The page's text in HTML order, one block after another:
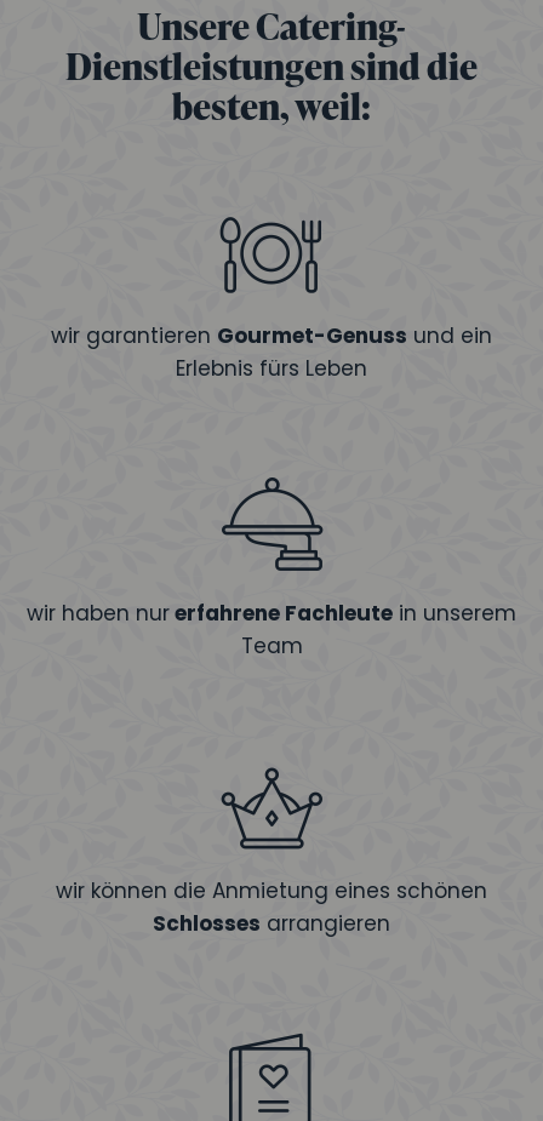
Unsere Catering-
Dienstleistungen sind die
besten, weil:
wir garantieren Gourmet-Genuss und ein
Erlebnis fürs Leben
wir haben nurerfahrene Fachleute in unserem
Team
wir können die Anmietung eines schönen
Schlosses arrangieren